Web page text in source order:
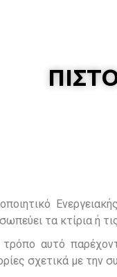
τα κτίρια ή
αυτό
σχετικά με την